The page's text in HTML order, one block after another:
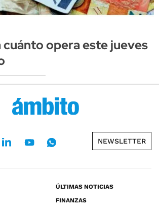
cuánto opera este jueves
NEWSLETTER
ÚLTIMAS NOTICIAS
FINANZAS